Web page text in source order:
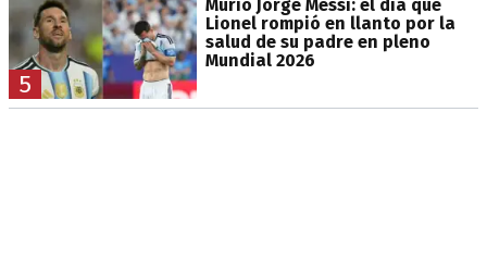
5
Murió Jorge Messi: el día que
Lionel rompió en llanto por la
salud de su padre en pleno
Mundial 2026